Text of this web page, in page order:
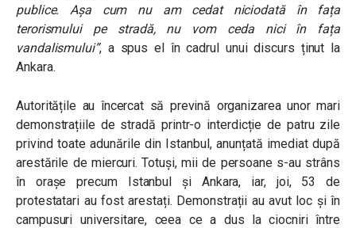
publice. Așa cum nu am cedat niciodată în fața
terorismului pe stradă, nu vom ceda nici în fața
vandalismului”, a spus el în cadrul unui discurs ținut la
Ankara.
Autoritățile au încercat să prevină organizarea unor mari
demonstrațiile de stradă printr-o interdicție de patru zile
privind toate adunările din Istanbul, anunțată imediat după
arestările de miercuri. Totuși, mii de persoane s-au strâns
în orașe precum Istanbul și Ankara, iar, joi, 53 de
protestatari au fost arestați. Demonstrații au avut loc și în
campusuri universitare, ceea ce a dus la ciocniri între